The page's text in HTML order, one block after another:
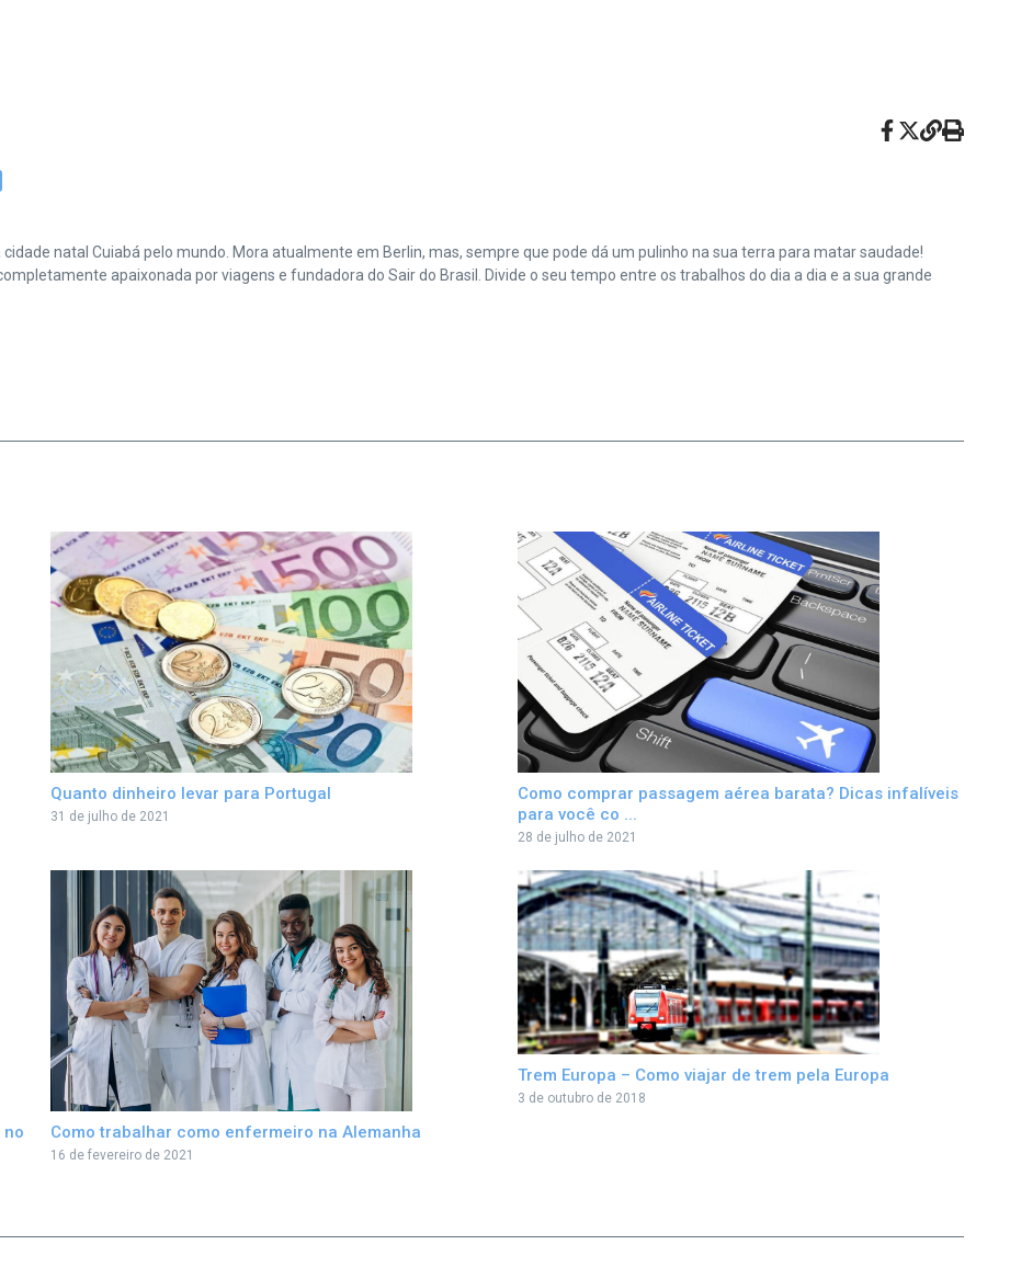
natal Cuiabá pelo mundo. Mora atualmente em Berlin, mas, sempre que pode dá um pulinho na sua terra para matar saudade!
apaixonada por viagens e fundadora do Sair do Brasil. Divide o seu tempo entre os trabalhos do dia a dia e a sua grande
Quanto dinheiro levar para Portugal
31 de julho de 2021
Como comprar passagem aérea barata? Dicas infalíveis
para você co ...
28 de julho de 2021
no
Como trabalhar como enfermeiro na Alemanha
16 de fevereiro de 2021
Trem Europa – Como viajar de trem pela Europa
3 de outubro de 2018